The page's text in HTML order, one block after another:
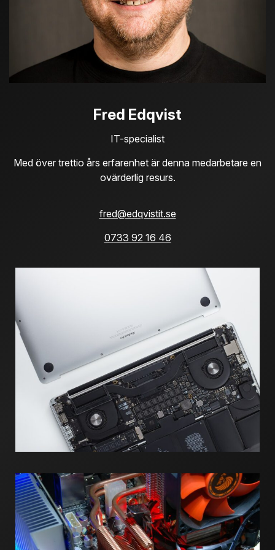
Fred Edqvist
IT-specialist
Med över trettio års erfarenhet är denna medarbetare en
ovärderlig resurs.
fred@edqvistit.se
0733 92 16 46